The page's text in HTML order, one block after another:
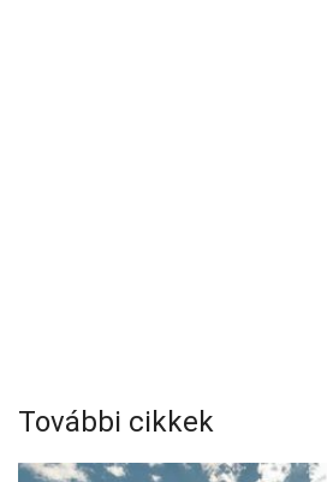
További cikkek